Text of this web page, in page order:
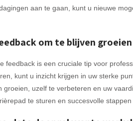
aan te gaan, kunt u nieuwe
om te blijven
feedback is een cruciale tip voor
kunt u inzicht krijgen in uw sterke
groeien, uzelf te verbeteren en uw
te sturen en succesvolle stappen